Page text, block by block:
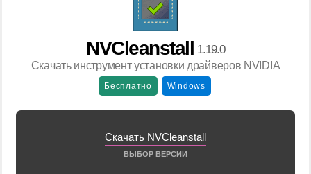
NVCleanstall 1.19.0
Скачать инструмент установки драйверов NVIDIA
Бесплатно Windows
Скачать NVCleanstall
ВЫБОР ВЕРСИИ